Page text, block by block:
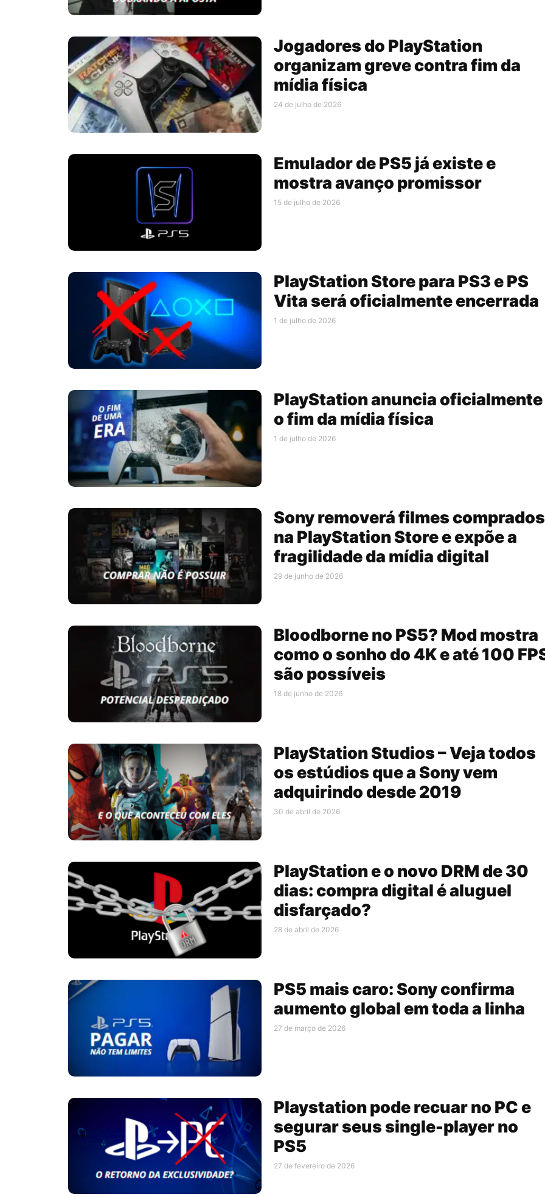
Jogadores do PlayStation
organizam greve contra fim da
mídia física
24 de julho de 2026
Emulador de PS5 já existe e
mostra avanço promissor
15 de julho de 2026
PlayStation Store para PS3 e PS
Vita será oficialmente encerrada
1 de julho de 2026
PlayStation anuncia oficialmente
o fim da mídia física
1 de julho de 2026
Sony removerá filmes comprados
na PlayStation Store e expõe a
fragilidade da mídia digital
29 de junho de 2026
Bloodborne no PS5? Mod mostra
como o sonho do 4K e até 100
são possíveis
18 de junho de 2026
PlayStation Studios – Veja todos
os estúdios que a Sony vem
adquirindo desde 2019
30 de abril de 2026
PlayStation e o novo DRM de 30
dias: compra digital é aluguel
disfarçado?
28 de abril de 2026
PS5 mais caro: Sony confirma
aumento global em toda a linha
27 de março de 2026
Playstation pode recuar no PC e
segurar seus single-player no
PS5
27 de fevereiro de 2026